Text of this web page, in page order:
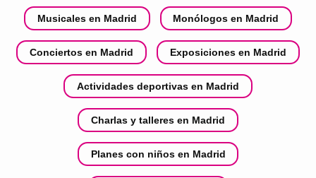
Musicales en Madrid Monólogos en Madrid
Conciertos en Madrid Exposiciones en Madrid
Actividades deportivas en Madrid
Charlas y talleres en Madrid
Planes con niños en Madrid